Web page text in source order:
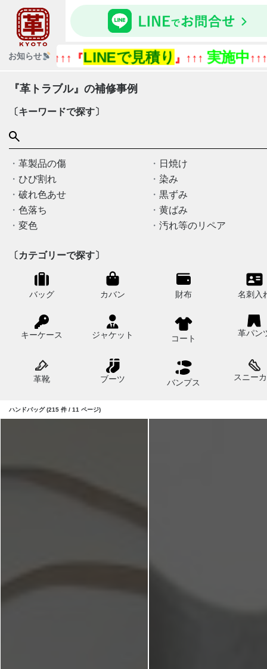
お知らせ
↑↑↑『LINEで見積り』↑↑↑実施中 ↑↑↑『今
『革トラブル』の補修事例
〔キーワードで探す〕
革製品の傷
日焼け
ひび割れ
染み
破れ色あせ
黒ずみ
色落ち
黄ばみ
変色
汚れ等のリペア
〔カテゴリーで探す〕
バッグ カバン 財布 名刺入
キーケース ジャケット コート
革パン
革靴 ブーツ バンプス
スニー
ハンドバッグ (215 件 / 11 ページ)